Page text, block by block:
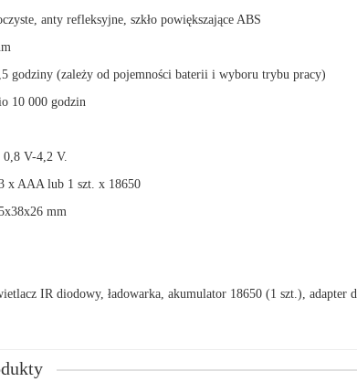
anty refleksyjne, szkło powiększające ABS
godziny (zależy od pojemności baterii i wyboru trybu pracy)
10 000 godzin
0,8 V-4,2 V.
x AAA lub 1 szt. x 18650
mm
IR diodowy, ładowarka, akumulator 18650 (1 szt.), adapter